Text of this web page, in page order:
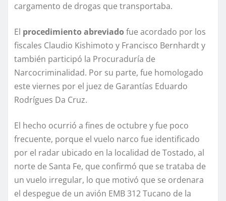
cargamento de drogas que transportaba.
El procedimiento abreviado fue acordado por los
fiscales Claudio Kishimoto y Francisco Bernhardt y
también participó la Procuraduría de
Narcocriminalidad. Por su parte, fue homologado
este viernes por el juez de Garantías Eduardo
Rodrígues Da Cruz.
El hecho ocurrió a fines de octubre y fue poco
frecuente, porque el vuelo narco fue identificado
por el radar ubicado en la localidad de Tostado, al
norte de Santa Fe, que confirmó que se trataba de
un vuelo irregular, lo que motivó que se ordenara
el despegue de un avión EMB 312 Tucano de la